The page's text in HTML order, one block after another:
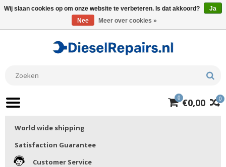
0
0 €0,00
World wide shipping
Satisfaction Guarantee
Customer Service
Wij slaan cookies op om onze website te verbeteren. Is dat akkoord?
Ja
Nee
Meer over cookies »